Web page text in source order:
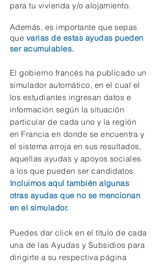
para tu vivienda y/o alojamiento.
Además, es importante que sepas
que varias de estas ayudas pueden
ser acumulables.
El gobierno francés ha publicado un
simulador automático, en el cual el
los estudiantes ingresan datos e
información según la situación
particular de cada uno y la región
en Francia en donde se encuentra y
el sistema arroja en sus resultados,
aquellas ayudas y apoyos sociales
a los que pueden ser candidatos.
Incluimos aquí también algunas
otras ayudas que no se mencionan
en el simulador.
Puedes dar click en el título de cada
una de las Ayudas y Subsidios para
dirigirte a su respectiva página